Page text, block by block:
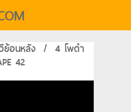
ย้อนหลัง / 4 โพดำ
42